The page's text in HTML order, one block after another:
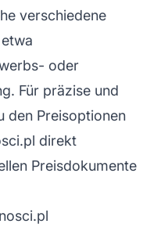
verschiedene
oder
Für präzise und
den Preisoptionen
direkt
Preisdokumente